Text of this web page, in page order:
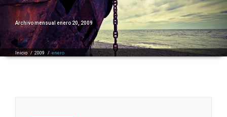
Archivo mensual enero 20, 2009
Inicio / 2009 / enero